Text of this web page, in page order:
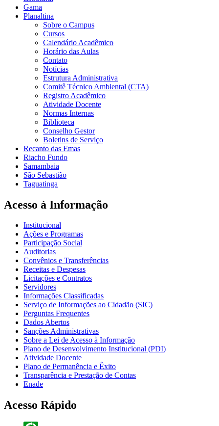
Gama
Planaltina
Sobre o Campus
Cursos
Calendário Acadêmico
Horário das Aulas
Contato
Notícias
Estrutura Administrativa
Comitê Técnico Ambiental (CTA)
Registro Acadêmico
Atividade Docente
Normas Internas
Biblioteca
Conselho Gestor
Boletins de Serviço
Recanto das Emas
Riacho Fundo
Samambaia
São Sebastião
Taguatinga
Acesso à Informação
Institucional
Ações e Programas
Participação Social
Auditorias
Convênios e Transferências
Receitas e Despesas
Licitações e Contratos
Servidores
Informações Classificadas
Serviço de Informações ao Cidadão (SIC)
Perguntas Frequentes
Dados Abertos
Sanções Administrativas
Sobre a Lei de Acesso à Informação
Plano de Desenvolvimento Institucional (PDI)
Atividade Docente
Plano de Permanência e Êxito
Transparência e Prestação de Contas
Enade
Acesso Rápido